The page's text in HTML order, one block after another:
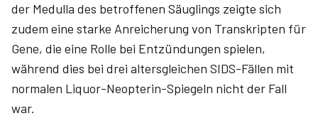
der Medulla des betroffenen Säuglings zeigte sich
zudem eine starke Anreicherung von Transkripten für
Gene, die eine Rolle bei Entzündungen spielen,
während dies bei drei altersgleichen SIDS-Fällen mit
normalen Liquor-Neopterin-Spiegeln nicht der Fall
war.